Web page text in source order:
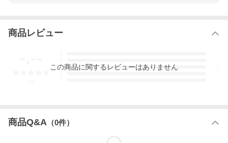
商品レビュー
3
この商品に関するレビューはありません
商品Q&A （0件）